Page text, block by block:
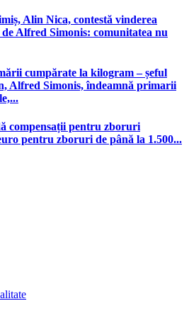
Alin Nica, contestă vinderea
Alfred Simonis: comunitatea nu
cumpărate la kilogram – șeful
Alfred Simonis, îndeamnă primarii
compensații pentru zboruri
pentru zboruri de până la 1.500...